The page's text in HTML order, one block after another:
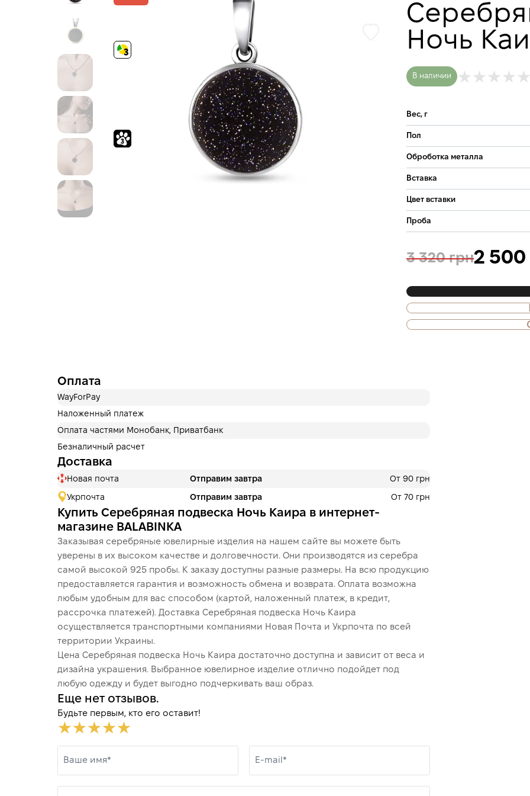
Ночь
В наличии
Вес, г
Пол
Оброботка металла
Вставка
Цвет вставки
Проба
3 320 грн2 500
Также доступна
Оплата
WayForPay
Наложенный платеж
Оплата частями Монобанк, Приватбанк
Безналичный расчет
Доставка
Новая почта Отправим завтра От 90 грн
Укрпочта Отправим завтра От 70 грн
Купить Серебряная подвеска Ночь Каира в интернет-
магазине BALABINKA
Заказывая серебряные ювелирные изделия на нашем сайте вы можете быть
уверены в их высоком качестве и долговечности. Они производятся из серебра
самой высокой 925 пробы. К заказу доступны разные размеры. На всю продукцию
предоставляется гарантия и возможность обмена и возврата. Оплата возможна
любым удобным для вас способом (картой, наложенный платеж, в кредит,
рассрочка платежей). Доставка Серебряная подвеска Ночь Каира
осуществляется транспортными компаниями Новая Почта и Укрпочта по всей
территории Украины.
Цена Серебряная подвеска Ночь Каира достаточно доступна и зависит от веса и
дизайна украшения. Выбранное ювелирное изделие отлично подойдет под
любую одежду и будет выгодно подчеркивать ваш образ.
Еще нет отзывов.
Будьте первым, кто его оставит!
Ваше имя* E-mail*